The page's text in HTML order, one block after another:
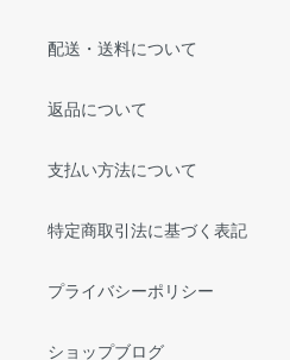
配送・送料について
返品について
支払い方法について
特定商取引法に基づく表記
プライバシーポリシー
ショップブログ